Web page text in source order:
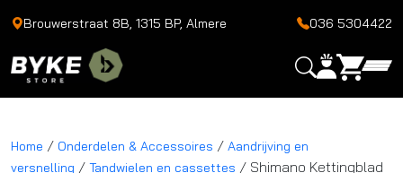
Brouwerstraat 8B, 1315 BP, Almere 036 5304422
Home / Onderdelen & Accessoires / Aandrijving en
versnelling / Tandwielen en cassettes / Shimano Kettingblad